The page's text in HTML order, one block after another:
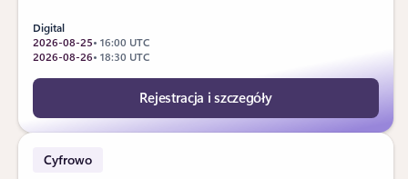
Digital
2026-08-25• 16:00 UTC
2026-08-26• 18:30 UTC
Rejestracja i szczegóły
Cyfrowo